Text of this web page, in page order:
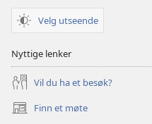
Velg utseende
Nyttige lenker
Vil du ha et besøk?
Finn et møte
(åpner